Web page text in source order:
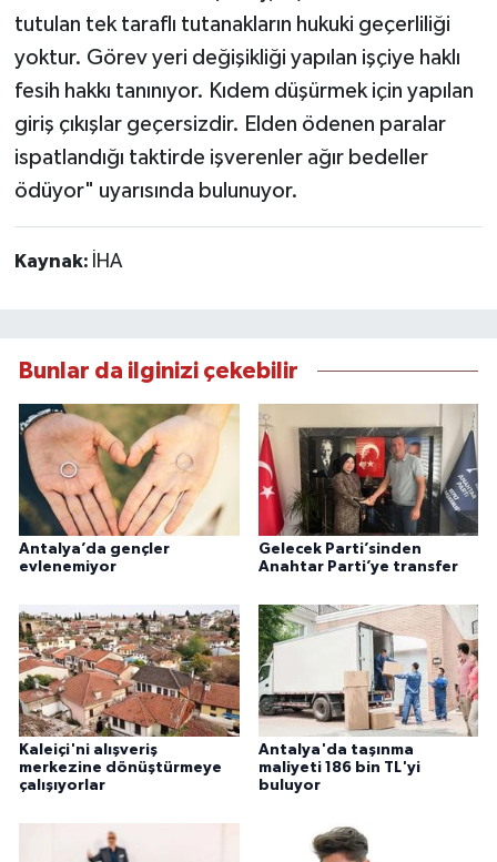
tutulan tek taraflı tutanakların hukuki geçerliliği
yoktur. Görev yeri değişikliği yapılan işçiye haklı
fesih hakkı tanınıyor. Kıdem düşürmek için yapılan
giriş çıkışlar geçersizdir. Elden ödenen paralar
ispatlandığı taktirde işverenler ağır bedeller
ödüyor" uyarısında bulunuyor.
Kaynak: İHA
Bunlar da ilginizi çekebilir
Antalya’da gençler
evlenemiyor
Gelecek Parti’sinden
Anahtar Parti’ye transfer
Kaleiçi'ni alışveriş
merkezine dönüştürmeye
çalışıyorlar
Antalya'da taşınma
maliyeti 186 bin TL'yi
buluyor